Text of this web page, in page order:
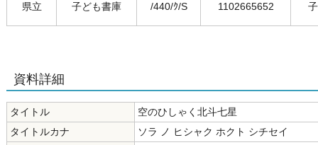
県立 子ども書庫 /440/ｸ/S 1102665652
資料詳細
タイトル
空のひしゃく北斗七星
タイトルカナ
ソラ ノ ヒシャク ホクト シチセイ